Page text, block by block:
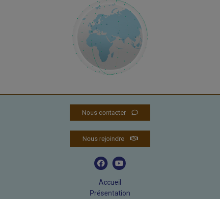
Nous contacter
Nous rejoindre
Accueil
Présentation